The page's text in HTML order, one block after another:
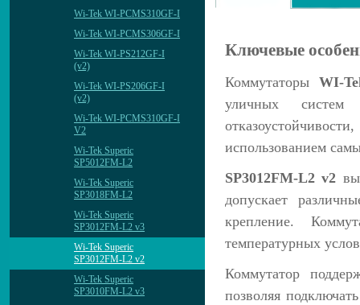
Wi-Tek WI-PCMS310GF-I
Wi-Tek WI-PCMS306GF-I
Wi-Tek WI-PS212GF-I
(v2)
Wi-Tek WI-PS206GF-I
(v2)
Wi-Tek WI-PCMS310GF-I
V2
Wi-Tek Superic
SP5012FM-L2
Wi-Tek Superic
SP3018FM-L2
Wi-Tek Superic
SP3012FM-L2 v3
Wi-Tek Superic
SP3012FM-L2 v2
Wi-Tek Superic
SP3010FM-L2 v3
Ключевые
Коммутаторы WI-
уличных систем
использованием
SP3012FM-L2 v2
допускает
крепление.
температурных
Коммутатор
позволяя